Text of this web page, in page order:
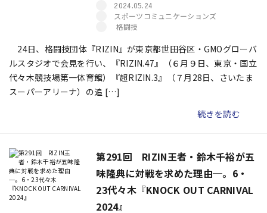
2024.05.24
スポーツコミュニケーションズ
格闘技
24日、格闘技団体『RIZIN』が東京都世田谷区・GMOグローバ
ルスタジオで会見を行い、『RIZIN.47』（６月９日、東京・国立
代々木競技場第一体育館）『超RIZIN.3』（７月28日、さいたま
スーパーアリーナ）の追 […]
続きを読む
第291回 RIZIN王者・鈴木千裕が五
味隆典に対戦を求めた理由─。6・
23代々木『KNOCK OUT CARNIVAL
2024』